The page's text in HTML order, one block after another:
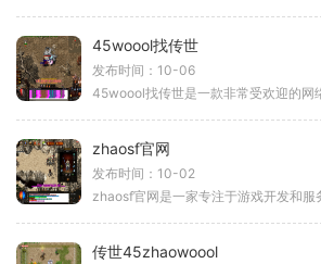
45woool找传世
发布时间：10-06
zhaosf官网
发布时间：10-02
传世45zhaowoool